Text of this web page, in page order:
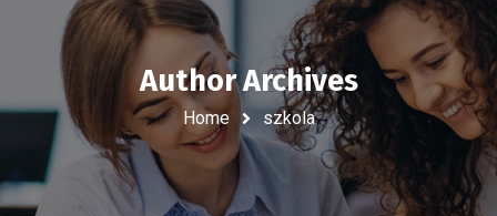
Author Archives
Home szkola